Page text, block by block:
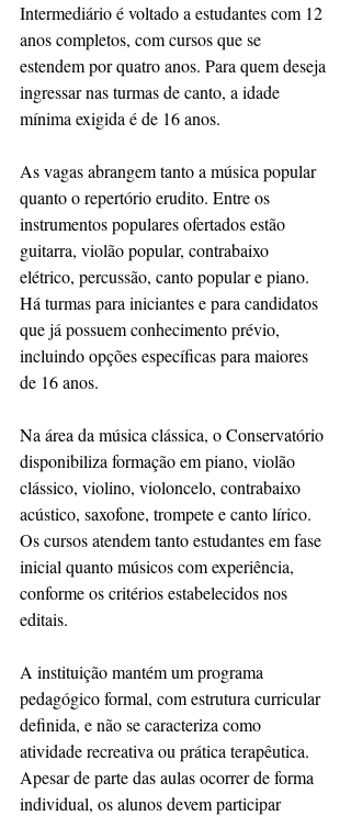
Intermediário é voltado a estudantes com 12
anos completos, com cursos que se
estendem por quatro anos. Para quem deseja
ingressar nas turmas de canto, a idade
mínima exigida é de 16 anos.
As vagas abrangem tanto a música popular
quanto o repertório erudito. Entre os
instrumentos populares ofertados estão
guitarra, violão popular, contrabaixo
elétrico, percussão, canto popular e piano.
Há turmas para iniciantes e para candidatos
que já possuem conhecimento prévio,
incluindo opções específicas para maiores
de 16 anos.
Na área da música clássica, o Conservatório
disponibiliza formação em piano, violão
clássico, violino, violoncelo, contrabaixo
acústico, saxofone, trompete e canto lírico.
Os cursos atendem tanto estudantes em fase
inicial quanto músicos com experiência,
conforme os critérios estabelecidos nos
editais.
A instituição mantém um programa
pedagógico formal, com estrutura curricular
definida, e não se caracteriza como
atividade recreativa ou prática terapêutica.
Apesar de parte das aulas ocorrer de forma
individual, os alunos devem participar